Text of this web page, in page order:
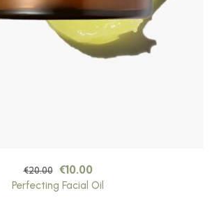
€20.00 €10.00
Perfecting Facial Oil